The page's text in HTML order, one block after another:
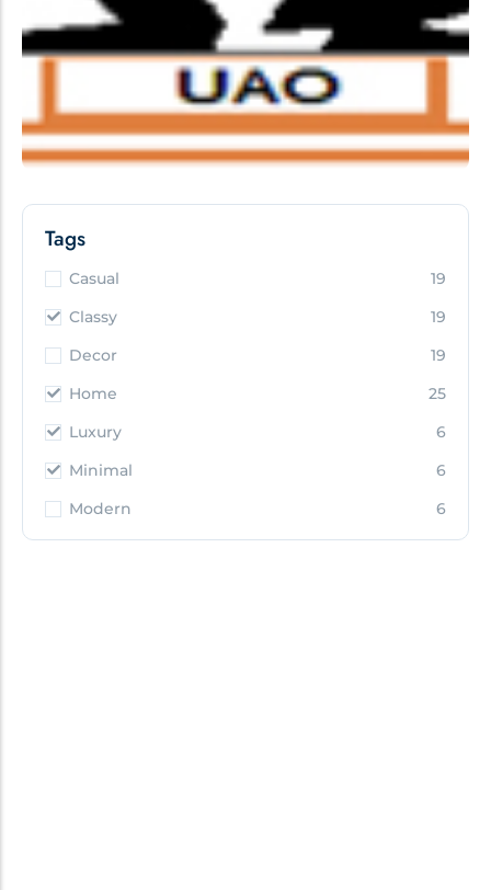
Tags
Casual
19
Classy
19
Decor
19
Home
25
Luxury
6
Minimal
6
Modern
6